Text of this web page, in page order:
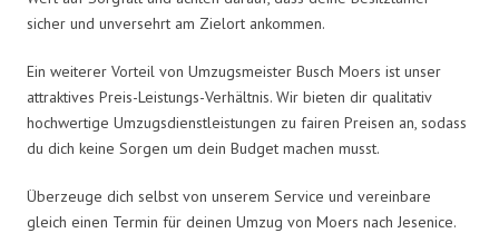
sicher und unversehrt am Zielort ankommen.
Ein weiterer Vorteil von Umzugsmeister Busch Moers ist unser
attraktives Preis-Leistungs-Verhältnis. Wir bieten dir qualitativ
hochwertige Umzugsdienstleistungen zu fairen Preisen an, sodass
du dich keine Sorgen um dein Budget machen musst.
Überzeuge dich selbst von unserem Service und vereinbare
gleich einen Termin für deinen Umzug von Moers nach Jesenice.